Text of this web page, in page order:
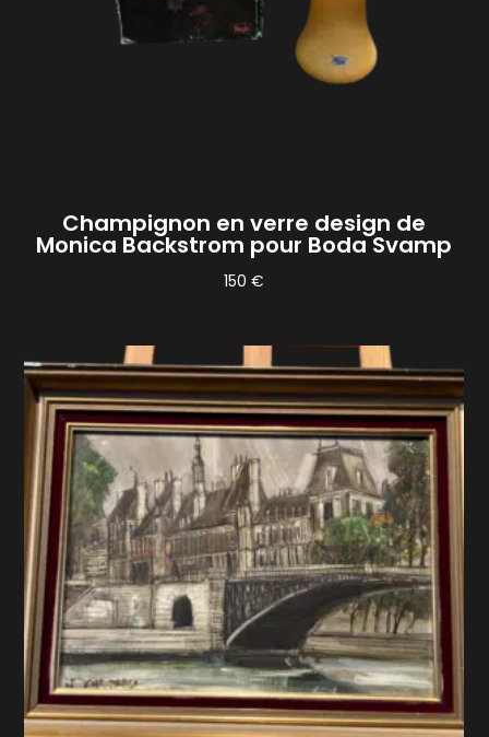
Champignon en verre design de
Monica Backstrom pour Boda Svamp
150€